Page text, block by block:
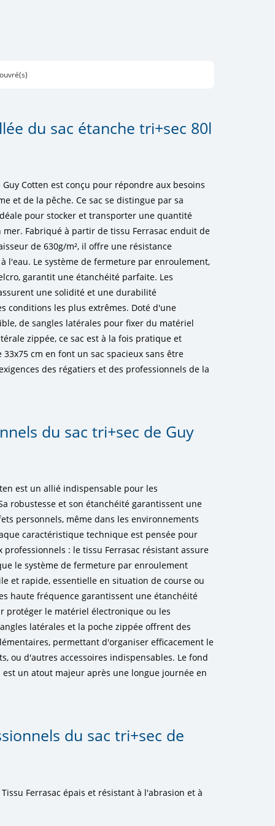
du sac étanche tri+sec 80l
Guy Cotten est conçu pour répondre aux besoins
et de la pêche. Ce sac se distingue par sa
pour stocker et transporter une quantité
Fabriqué à partir de tissu Ferrasac enduit de
de 630g/m², il offre une résistance
l'eau. Le système de fermeture par enroulement,
garantit une étanchéité parfaite. Les
une solidité et une durabilité
conditions les plus extrêmes. Doté d'une
de sangles latérales pour fixer du matériel
zippée, ce sac est à la fois pratique et
cm en font un sac spacieux sans être
des régatiers et des professionnels de la
du sac tri+sec de Guy
est un allié indispensable pour les
robustesse et son étanchéité garantissent une
personnels, même dans les environnements
caractéristique technique est pensée pour
: le tissu Ferrasac résistant assure
le système de fermeture par enroulement
et rapide, essentielle en situation de course ou
haute fréquence garantissent une étanchéité
protéger le matériel électronique ou les
latérales et la poche zippée offrent des
permettant d'organiser efficacement le
ou d'autres accessoires indispensables. Le fond
un atout majeur après une longue journée en
du sac tri+sec de
Tissu Ferrasac épais et résistant à l'abrasion et à